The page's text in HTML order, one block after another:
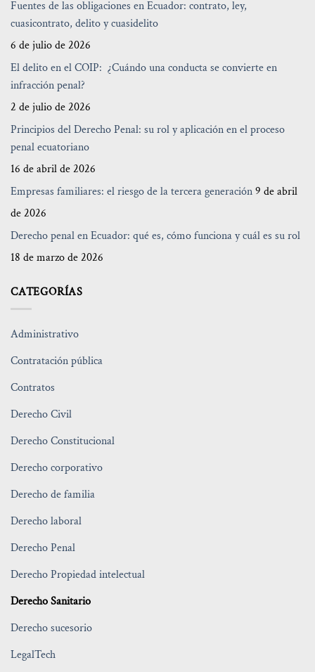
Fuentes de las obligaciones en Ecuador: contrato, ley,
cuasicontrato, delito y cuasidelito
6 de julio de 2026
El delito en el COIP: ¿Cuándo una conducta se convierte en
infracción penal?
2 de julio de 2026
Principios del Derecho Penal: su rol y aplicación en el proceso
penal ecuatoriano
16 de abril de 2026
Empresas familiares: el riesgo de la tercera generación9 de abril
de 2026
Derecho penal en Ecuador: qué es, cómo funciona y cuál es su rol
18 de marzo de 2026
CATEGORÍAS
Administrativo
Contratación pública
Contratos
Derecho Civil
Derecho Constitucional
Derecho corporativo
Derecho de familia
Derecho laboral
Derecho Penal
Derecho Propiedad intelectual
Derecho Sanitario
Derecho sucesorio
LegalTech